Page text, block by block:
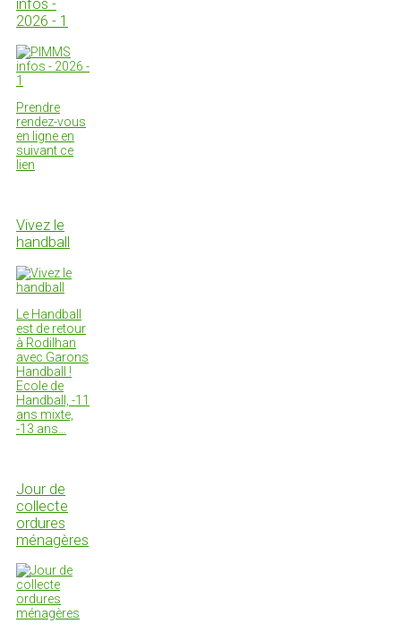
infos -
2026 - 1
Prendre
rendez-vous
en ligne en
suivant ce
lien
Vivez le
handball
Le Handball
est de retour
à Rodilhan
avec Garons
Handball !
Ecole de
Handball, -11
ans mixte,
-13 ans…
Jour de
collecte
ordures
ménagères